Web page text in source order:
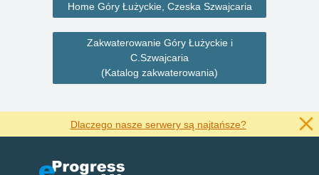
Home Góry Łużyckie, Czeska Szwajcaria
Zakwaterowanie Góry Łużyckie i
C.Szwajcaria
(Katalog zakwaterowania)
Dlaczego nasze serwery są najtańsze?